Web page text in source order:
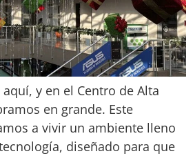
y en el Centro de Alta
en grande. Este
a vivir un ambiente lleno
diseñado para que